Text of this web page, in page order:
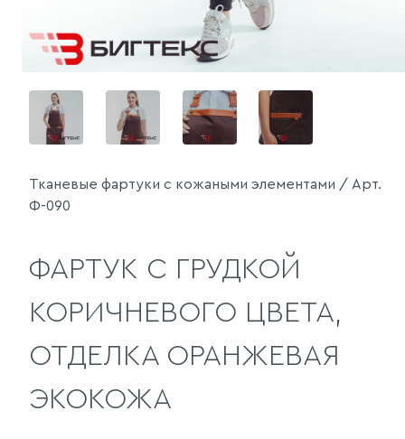
Тканевые фартуки с кожаными элементами / Арт.
Ф-090
ФАРТУК С ГРУДКОЙ
КОРИЧНЕВОГО ЦВЕТА,
ОТДЕЛКА ОРАНЖЕВАЯ
ЭКОКОЖА